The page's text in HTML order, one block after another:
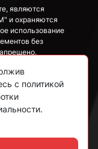
являются
и охраняются
использование
без
как
РФ.
с политикой